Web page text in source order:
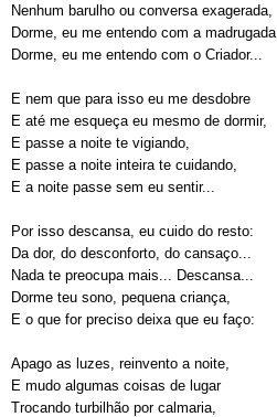
Nenhum barulho ou conversa exagerada,
Dorme, eu me entendo com a madrugada,
Dorme, eu me entendo com o Criador...
E nem que para isso eu me desdobre
E até me esqueça eu mesmo de dormir,
E passe a noite te vigiando,
E passe a noite inteira te cuidando,
E a noite passe sem eu sentir...
Por isso descansa, eu cuido do resto:
Da dor, do desconforto, do cansaço...
Nada te preocupa mais... Descansa...
Dorme teu sono, pequena criança,
E o que for preciso deixa que eu faço:
Apago as luzes, reinvento a noite,
E mudo algumas coisas de lugar
Trocando turbilhão por calmaria,